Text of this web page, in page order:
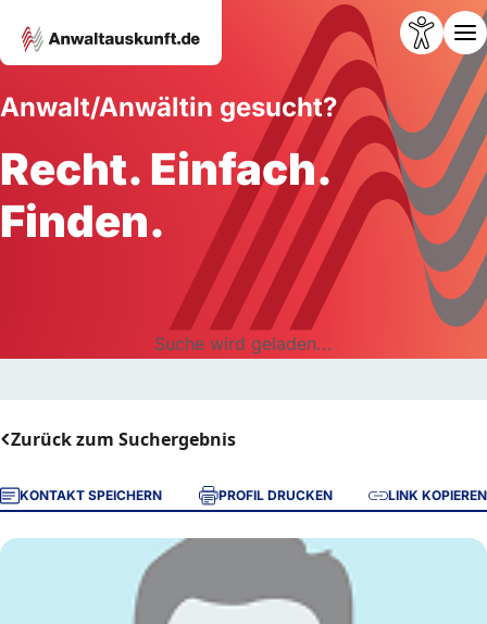
Anwalt/Anwältin gesucht?
Recht. Einfach.
Finden.
Suche wird geladen...
Zurück zum Suchergebnis
KONTAKT SPEICHERN PROFIL DRUCKEN LINK KOPIEREN